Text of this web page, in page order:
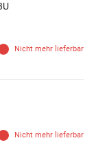
Nicht mehr lieferbar
Nicht mehr lieferbar